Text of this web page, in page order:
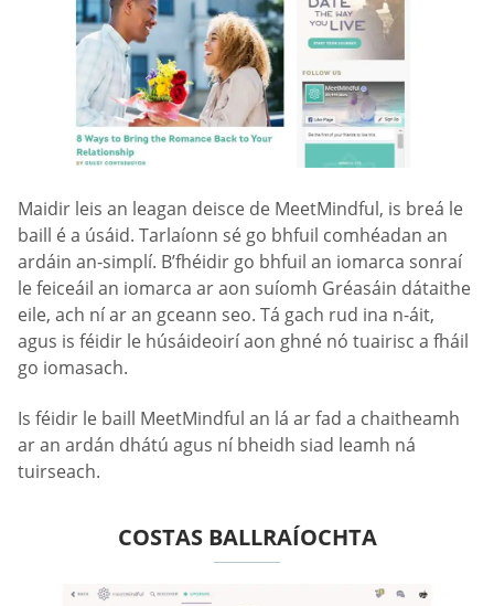
Maidir leis an leagan deisce de MeetMindful, is breá le
baill é a úsáid. Tarlaíonn sé go bhfuil comhéadan an
ardáin an-simplí. B’fhéidir go bhfuil an iomarca sonraí
le feiceáil an iomarca ar aon suíomh Gréasáin dátaithe
eile, ach ní ar an gceann seo. Tá gach rud ina n-áit,
agus is féidir le húsáideoirí aon ghné nó tuairisc a fháil
go iomasach.
Is féidir le baill MeetMindful an lá ar fad a chaitheamh
ar an ardán dhátú agus ní bheidh siad leamh ná
tuirseach.
COSTAS BALLRAÍOCHTA